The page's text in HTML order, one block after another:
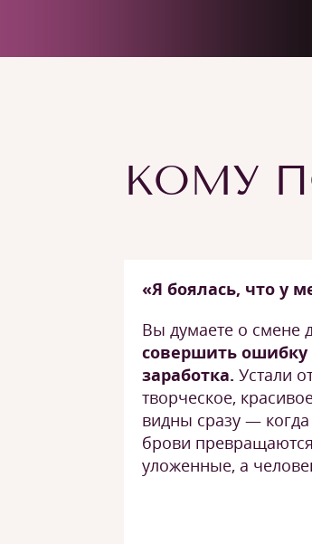
КОМУ
«Я боялась, что у
Вы думаете о смене
совершить ошибку
заработка. Устали
творческое,
видны сразу —
брови
уложенные, а